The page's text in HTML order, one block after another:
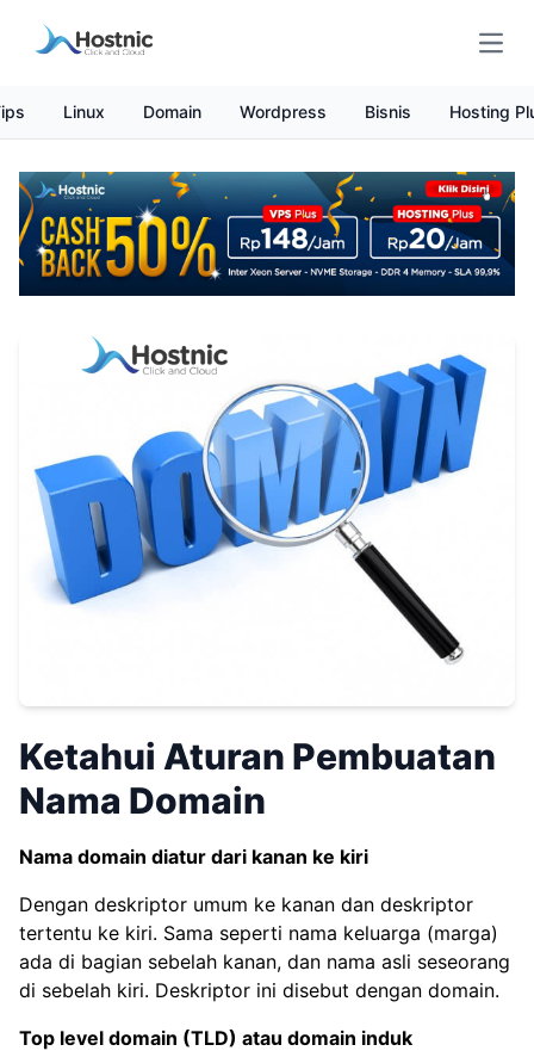
Linux Domain Wordpress Bisnis Hosting
Ketahui Aturan Pembuatan
Nama Domain
Nama domain diatur dari kanan ke kiri
Dengan deskriptor umum ke kanan dan deskriptor
tertentu ke kiri. Sama seperti nama keluarga (marga)
ada di bagian sebelah kanan, dan nama asli seseorang
di sebelah kiri. Deskriptor ini disebut dengan domain.
Top level domain (TLD) atau domain induk